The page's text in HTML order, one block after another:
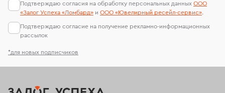
*для новых подписчиков
Подтверждаю согласия на обработку персональных данных ООО
«Залог Успеха «Ломбард» и ООО «Ювелирный ресейл-сервиc».
Подтверждаю согласие на получение рекламно-информационных
рассылок